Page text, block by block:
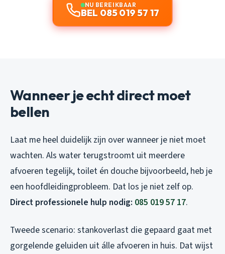
NU BEREIKBAAR
BEL 085 019 57 17
Wanneer je echt direct moet
bellen
Laat me heel duidelijk zijn over wanneer je niet moet
wachten. Als water terugstroomt uit meerdere
afvoeren tegelijk, toilet én douche bijvoorbeeld, heb je
een hoofdleidingprobleem. Dat los je niet zelf op.
Direct professionele hulp nodig: 085 019 57 17.
Tweede scenario: stankoverlast die gepaard gaat met
gorgelende geluiden uit álle afvoeren in huis. Dat wijst